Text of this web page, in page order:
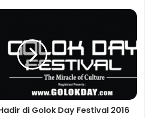
di Golok Day Festival 2016